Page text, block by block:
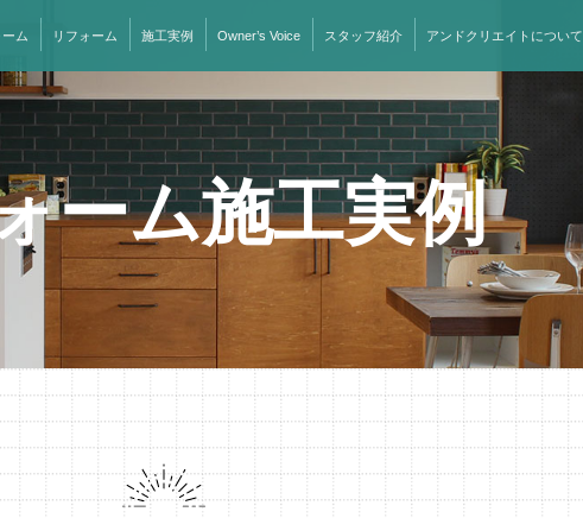
ーム リフォーム 施工実例 Owner’s Voice スタッフ紹介 アンドクリエイトについて
ーム施工実例